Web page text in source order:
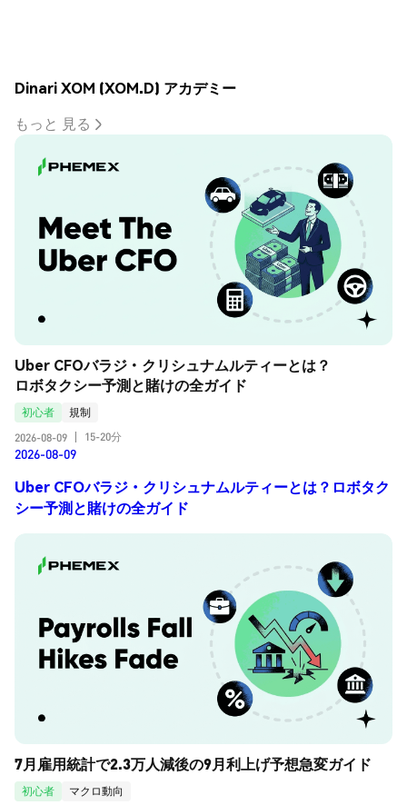
Dinari XOM (XOM.D) アカデミー
もっと 見る
Uber CFOバラジ・クリシュナムルティーとは？
ロボタクシー予測と賭けの全ガイド
初心者
規制
2026-08-09
15-20分
2026-08-09
Uber CFOバラジ・クリシュナムルティーとは？ロボタク
シー予測と賭けの全ガイド
7月雇用統計で2.3万人減後の9月利上げ予想急変ガイド
初心者
マクロ動向